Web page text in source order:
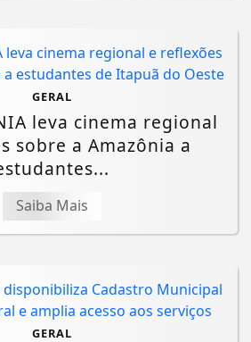
GERAL
leva cinema regional
sobre a Amazônia a
Saiba Mais
GERAL